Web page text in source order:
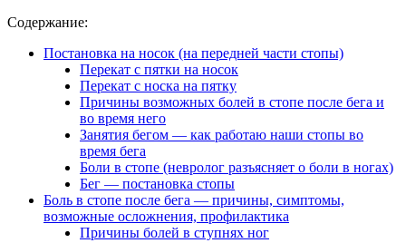
Содержание:
Постановка на носок (на передней части стопы)
Перекат с пятки на носок
Перекат с носка на пятку
Причины возможных болей в стопе после бега и
во время него
Занятия бегом — как работаю наши стопы во
время бега
Боли в стопе (невролог разъясняет о боли в ногах)
Бег — постановка стопы
Боль в стопе после бега — причины, симптомы,
возможные осложнения, профилактика
Причины болей в ступнях ног